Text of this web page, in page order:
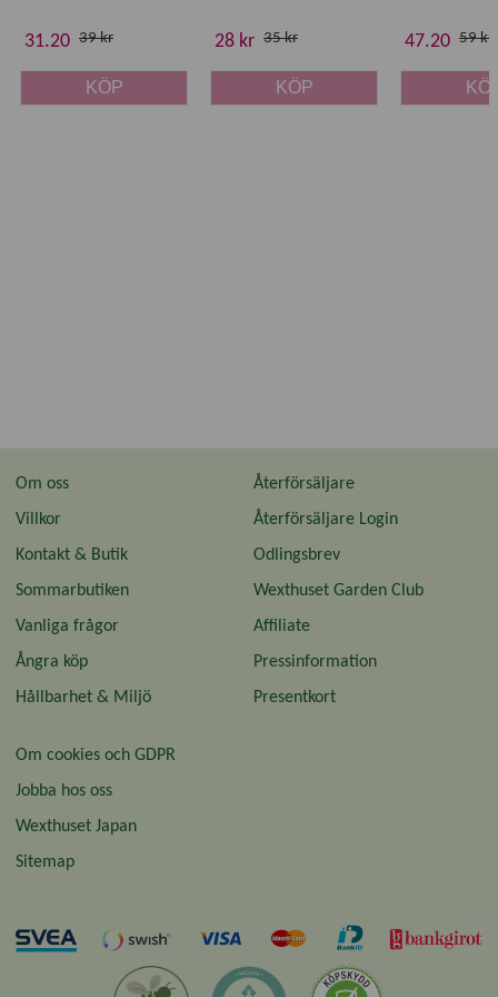
31.20 39 kr
KÖP
28 kr 35 kr
KÖP
47.20 59 kr
Om oss
Villkor
Kontakt & Butik
Sommarbutiken
Vanliga frågor
Ångra köp
Hållbarhet & Miljö
Återförsäljare
Återförsäljare Login
Odlingsbrev
Wexthuset Garden Club
Affiliate
Pressinformation
Presentkort
Om cookies och GDPR
Jobba hos oss
Wexthuset Japan
Sitemap